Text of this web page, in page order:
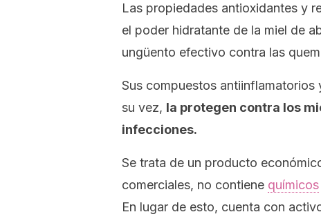
Las propiedades antioxidantes y
el poder hidratante de la miel de
ungüento efectivo contra las
Sus compuestos antiinflamatorios
su vez, la protegen contra los
infecciones.
Se trata de un producto
comerciales, no contiene químicos
En lugar de esto, cuenta con